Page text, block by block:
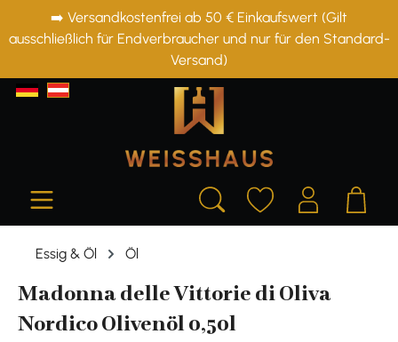
springen
➡️ Versandkostenfrei ab 50 € Einkaufswert (Gilt
ausschließlich für Endverbraucher und nur für den Standard-
Versand)
Essig & Öl Öl
Madonna delle Vittorie di Oliva
Nordico Olivenöl 0,50l